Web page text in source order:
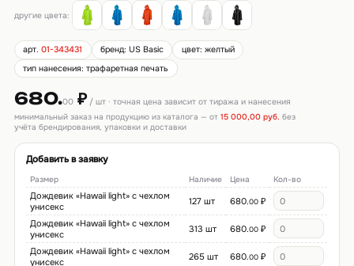
другие цвета:
арт.01-343431 бренд: US Basic
цвет: желтый
тип нанесения: трафаретная печать
680.00₽/ шт · точная цена зависит от тиража и нанесения
минимальный заказ на продукцию из каталога — от 15 000,00 руб. без
учёта брендирования, упаковки и доставки
Добавить в заявку
Размер Наличие Цена Кол-во
Дождевик «Hawaii light» c чехлом
унисекс
127 шт 680.00₽
Дождевик «Hawaii light» c чехлом
унисекс
313 шт 680.00₽
Дождевик «Hawaii light» c чехлом
унисекс
265 шт 680.00₽